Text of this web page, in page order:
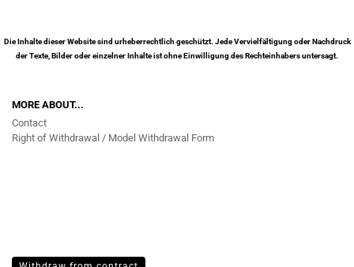
Die Inhalte dieser Website sind urheberrechtlich geschützt. Jede Vervielfältigung oder Nachdruck
der Texte, Bilder oder einzelner Inhalte ist ohne Einwilligung des Rechteinhabers untersagt.
MORE ABOUT...
Contact
Right of Withdrawal / Model Withdrawal Form